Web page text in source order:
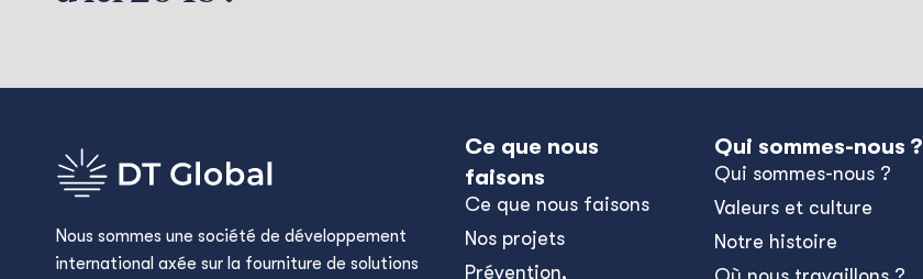
Nous sommes une société de développement
international axée sur la fourniture de solutions
Ce que nous
faisons
Ce que nous faisons
Nos projets
Prévention,
Qui sommes-nous ?
Qui sommes-nous ?
Valeurs et culture
Notre histoire